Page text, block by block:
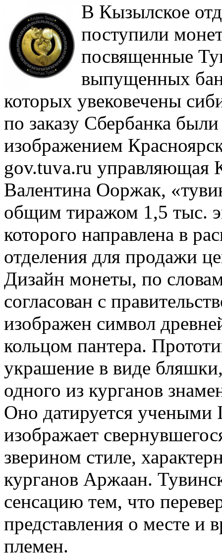
В Кызылское
поступили
посвященные
выпущенных
которых увековечены
по заказу Сбербанка
изображением
gov.tuva.ru управляющая
Валентина Ооржак,
общим тиражом 1,5 тыс.
которого направлена в
отделения для продажи
Дизайн монеты, по
согласован с
изображен символ
кольцом пантера.
украшение в виде
одного из курганов
Оно датируется
изображает
зверином стиле,
курганов Аржаан.
сенсацию тем, что
представления о месте и
племен.